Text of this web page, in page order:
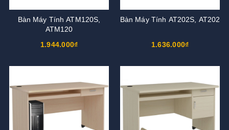
Bàn Máy Tính ATM120S,
ATM120
1.944.000₫
Bàn Máy Tính AT202S, AT202
1.636.000₫